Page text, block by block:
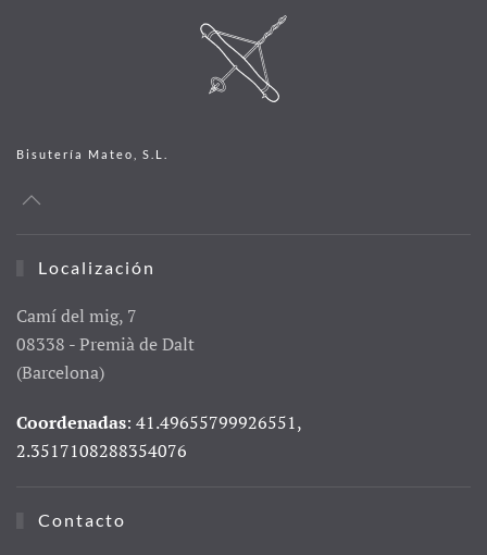
Bisutería Mateo, S.L.
Localización
Camí del mig, 7
08338 - Premià de Dalt
(Barcelona)
Coordenadas: 41.49655799926551,
2.3517108288354076
Contacto